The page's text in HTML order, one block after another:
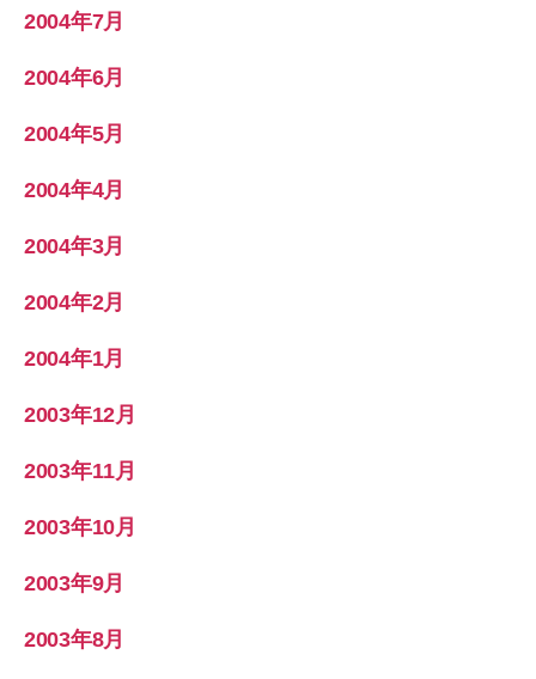
2004年7月
2004年6月
2004年5月
2004年4月
2004年3月
2004年2月
2004年1月
2003年12月
2003年11月
2003年10月
2003年9月
2003年8月